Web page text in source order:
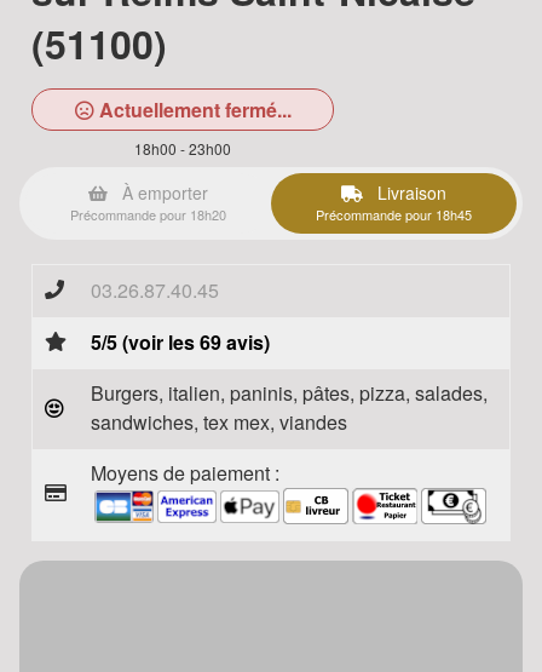
(51100)
Actuellement fermé...
18h00 - 23h00
À emporter
Précommande pour 18h20
Livraison
Précommande pour 18h45
03.26.87.40.45
5/5 (voir les 69 avis)
Burgers, italien, paninis, pâtes, pizza, salades,
sandwiches, tex mex, viandes
Moyens de paiement :